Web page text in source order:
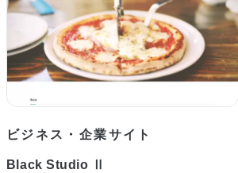
ビジネス・企業サイト
Black Studio Ⅱ